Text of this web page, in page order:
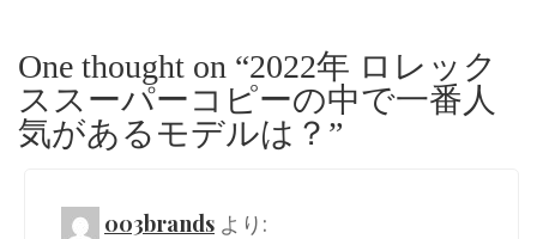
One thought on “2022年 ロレック
ススーパーコピーの中で一番人
気があるモデルは？”
003brands より: